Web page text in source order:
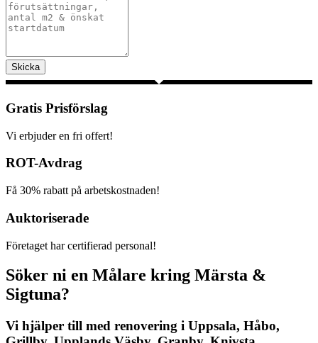
Skicka
Gratis Prisförslag
Vi erbjuder en fri offert!
ROT-Avdrag
Få 30% rabatt på arbetskostnaden!
Auktoriserade
Företaget har certifierad personal!
Söker ni en Målare kring Märsta &
Sigtuna?
Vi hjälper till med renovering i Uppsala, Håbo,